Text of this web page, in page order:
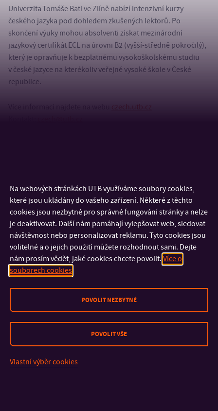
Univerzita Tomáše Bati ve Zlíně nabízí intenzivní kurzy
českého jazyka pod dohledem zkušených lektorů. Po
skončení výuky mohou absolventi získat mezinárodní
jazykový certifikát ECL na úrovni B2 (vyšší-středně pokročilý),
který je opravňuje k bezplatnému vysokoškolskému studiu
v české jazyce na kterékoliv veřejné vysoké škole v České
republice.
czech.utb.cz
KONTAKT
Na webových stránkách UTB využíváme soubory cookies,
které jsou ukládány do vašeho zařízení. Některé z těchto
cookies jsou nezbytné pro správné fungování stránky a nelze
je deaktivovat. Další nám pomáhají vylepšovat web, sledovat
návštěvnost nebo personalizovat reklamu. Tyto cookies jsou
volitelné a o jejich použití můžete rozhodnout sami. Dejte
nám prosím vědět, jaké cookies chcete povolit. Více o
souborech cookies
POVOLIT NEZBYTNÉ
POVOLIT VŠE
Vlastní výběr cookies